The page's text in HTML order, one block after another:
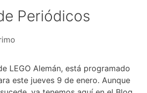
Periódicos
LEGO Alemán, está programado
este jueves 9 de enero. Aunque